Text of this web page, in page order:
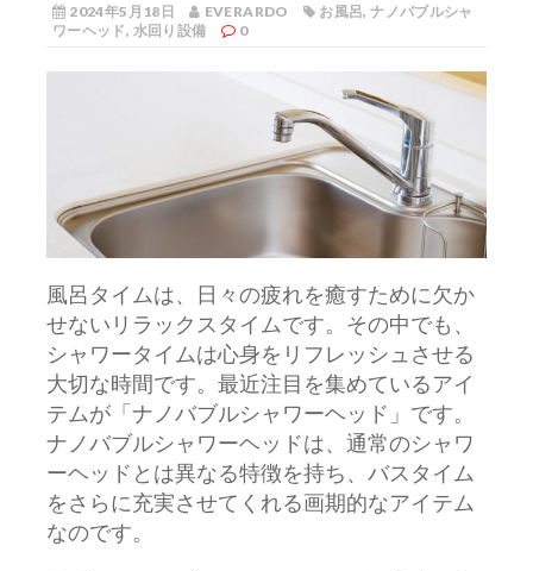
2024年5月18日 EVERARDO お風呂,ナノバブルシャ
ワーヘッド, 水回り設備 0
風呂タイムは、日々の疲れを癒すために欠か
せないリラックスタイムです。 その中でも、
シャワータイムは心身をリフレッシュさせる
大切な時間です。最近注目を集めているアイ
テムが「ナノバブルシャワーヘッド」です。
ナノバブルシャワーヘッドは、通常のシャワ
ーヘッドとは異なる特徴を持ち、バスタイム
をさらに充実させてくれる画期的なアイテム
なのです。